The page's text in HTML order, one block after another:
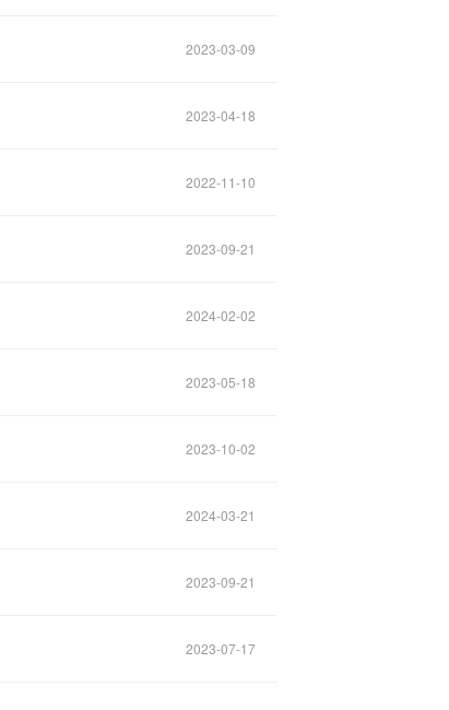
2023-03-09
2023-04-18
2022-11-10
2023-09-21
2024-02-02
2023-05-18
2023-10-02
2024-03-21
2023-09-21
2023-07-17